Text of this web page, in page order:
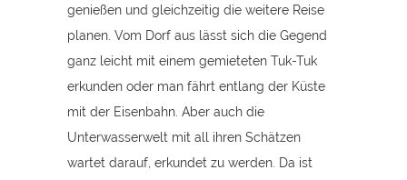
genießen und gleichzeitig die weitere Reise
planen. Vom Dorf aus lässt sich die Gegend
ganz leicht mit einem gemieteten Tuk-Tuk
erkunden oder man fährt entlang der Küste
mit der Eisenbahn. Aber auch die
Unterwasserwelt mit all ihren Schätzen
wartet darauf, erkundet zu werden. Da ist